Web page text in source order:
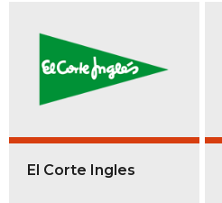
El Corte Ingles